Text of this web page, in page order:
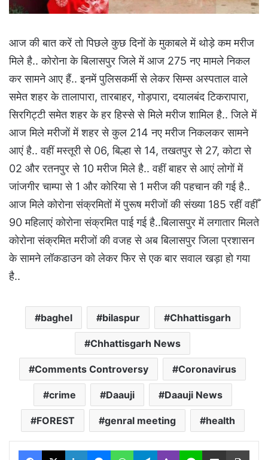
आज की बात करें तो पिछले कुछ दिनों के मुकाबले में थोड़े कम मरीज
मिले है.. कोरोना के बिलासपुर जिले में आज 275 नए मामले निकल
कर सामने आए हैं.. इनमें पुलिसकर्मी से लेकर सिम्स अस्पताल वाले
समेत शहर के तालापारा, तारबाहर, गोड़पारा, दयालबंद टिकरापारा,
सिरगिट्टी समेत शहर के हर हिस्से से मिले मरीज शामिल है.. जिले में
आज मिले मरीजों में शहर से कुल 214 नए मरीज निकलकर सामने
आएं है.. वहीं मस्तूरी से 06, बिल्हा से 14, तखतपुर से 27, कोटा से
02 और रतनपुर से 10 मरीज मिले है.. वहीं बाहर से आएं लोगों में
जांजगीर चाम्पा से 1 और कोरिया से 1 मरीज की पहचान की गई है..
आज मिले कोरोना संक्रमितों में पुरूष मरीजों की संख्या 185 रहीं वहीँ
90 महिलाएं कोरोना संक्रमित पाई गई है..बिलासपुर में लगातार मिलते
कोरोना संक्रमित मरीजों की वजह से अब बिलासपुर जिला प्रशासन
के सामने लॉकडाउन को लेकर फिर से एक बार सवाल खड़ा हो गया
है..
baghel bilaspur Chhattisgarh
Chhattisgarh News
Comments Controversy Coronavirus
crime Daauji Daauji News
FOREST genral meeting health
Facebook
X LinkedInMessengerWhatsAppTelegram
Viber Line Share via Email Print